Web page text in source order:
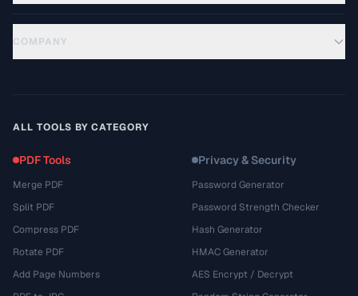
COMPANY
ALL TOOLS BY CATEGORY
PDF Tools
Merge PDF
Split PDF
Compress PDF
Rotate PDF
Add Page Numbers
Privacy & Security
Password Generator
Password Strength Checker
Hash Generator
HMAC Generator
AES Encrypt / Decrypt